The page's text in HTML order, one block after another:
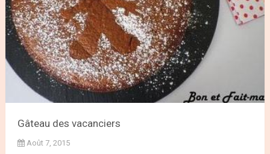
Gâteau des vacanciers
Août 7, 2015